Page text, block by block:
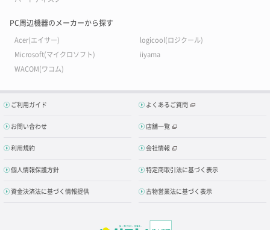
PC周辺機器のメーカーから探す
Acer(エイサー)
logicool(ロジクール)
Microsoft(マイクロソフト)
iiyama
WACOM(ワコム)
ご利用ガイド よくあるご質問
お問い合わせ 店舗一覧
利用規約 会社情報
個人情報保護方針 特定商取引法に基づく表示
資金決済法に基づく情報提供 古物営業法に基づく表示